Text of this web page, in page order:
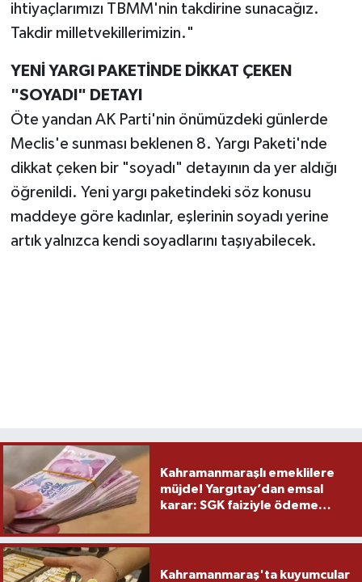
ihtiyaçlarımızı TBMM'nin takdirine sunacağız.
Takdir milletvekillerimizin."
YENİ YARGI PAKETİNDE DİKKAT ÇEKEN
"SOYADI" DETAYI
Öte yandan AK Parti'nin önümüzdeki günlerde
Meclis'e sunması beklenen 8. Yargı Paketi'nde
dikkat çeken bir "soyadı" detayının da yer aldığı
öğrenildi. Yeni yargı paketindeki söz konusu
maddeye göre kadınlar, eşlerinin soyadı yerine
artık yalnızca kendi soyadlarını taşıyabilecek.
Kahramanmaraşlı emeklilere
müjde! Yargıtay’dan emsal
karar: SGK faiziyle ödeme
Kahramanmaraş'ta kuyumcular